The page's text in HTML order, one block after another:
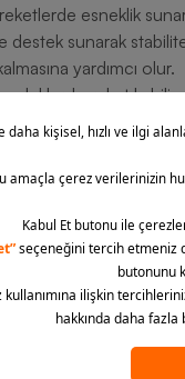
esneklik
destek sunarak
yardımcı olur.
oluklar, hareket
sabit kalmasını
hem estetik hem de
arayanlar için ideal
ve yastıklama
olanak tanır.
üzerinden
Tümünü göster